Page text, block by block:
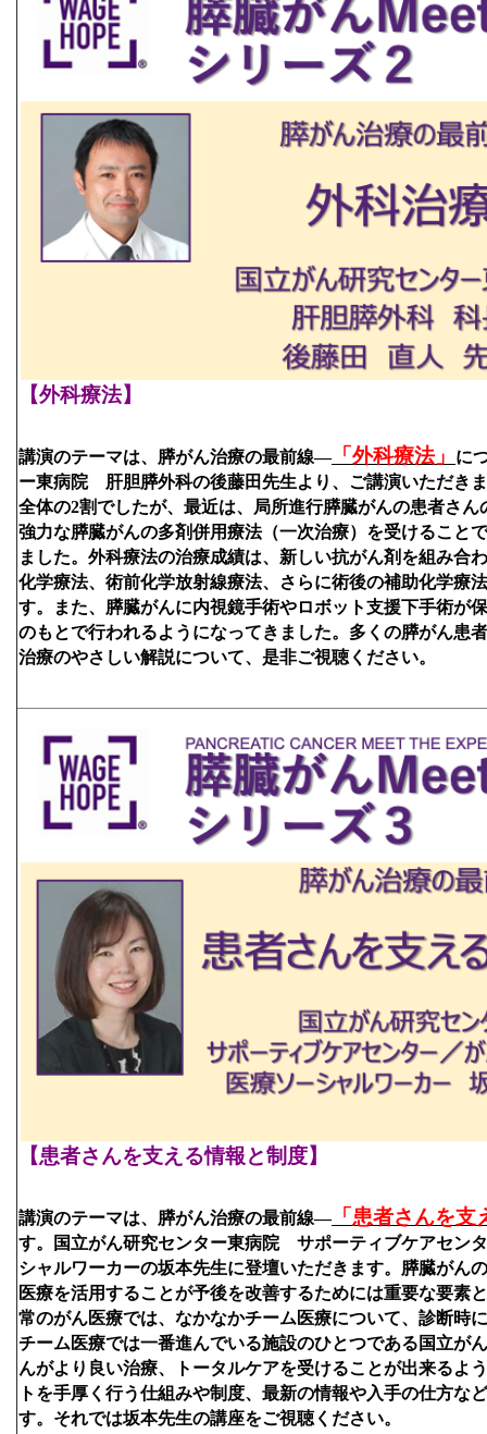
【外科療法】
講演のテーマは、膵がん治療の最前線―「外科療法」
に
ー東病院　肝胆膵外科の後藤田先生より、ご講演いただき
全体の2割でしたが、最近は、局所進行膵臓がんの患者さ
強力な膵臓がんの多剤併用療法（一次治療） を受けること
ました。外科療法の治療成績は、新しい抗がん剤を組み合
化学療法、術前化学放射線療法、さらに術後の補助化学療
す。また、膵臓がんに内視鏡手術やロボット支援下手術が
のもとで行われるようになってきました。多くの膵がん患
治療のやさしい解説について、是非ご視聴ください。
【患者さんを支える情報と制度】
講演のテーマは、膵がん治療の最前線―「患者さんを支
す。国立がん研究センター東病院　サポーティブケアセン
シャルワーカーの坂本先生に登壇いただきます。膵臓がん
医療を活用することが予後を改善するためには重要な要素
常のがん医療では、なかなかチーム医療について、診断時
チーム医療では一番進んでいる施設のひとつである国立が
んがより良い治療、トータルケアを受けることが出来るよ
トを手厚く行う仕組みや制度、最新の情報や入手の仕方な
す。それでは坂本先生の講座をご視聴ください。